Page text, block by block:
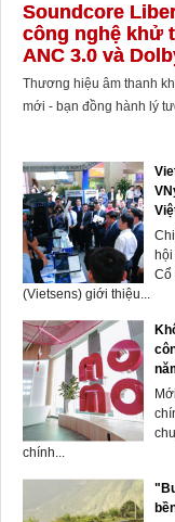
Soundcore
công nghệ khử
ANC 3.0 và
Thương hiệu âm thanh
mới - bạn đồng hành lý
Cổ
(Vietsens) giới thiệu...
chính...